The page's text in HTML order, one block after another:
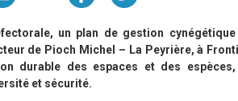
un plan de gestion
de Pioch Michel – La Peyrière, à
durable des espaces et des
et sécurité.